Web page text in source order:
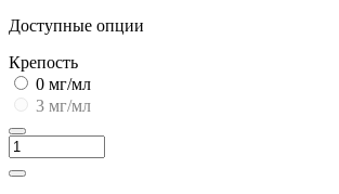
Доступные опции
Крепость
0 мг/мл
3 мг/мл